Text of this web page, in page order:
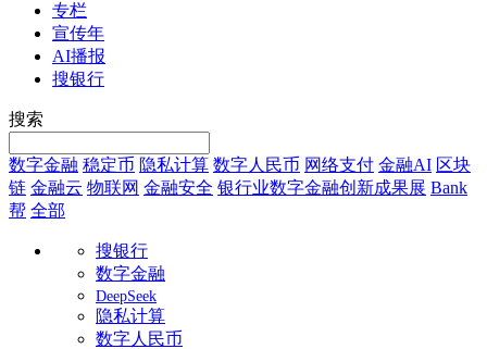
专栏
宣传年
AI播报
搜银行
搜索
数字金融 稳定币 隐私计算 数字人民币 网络支付 金融AI 区块
链 金融云 物联网 金融安全 银行业数字金融创新成果展 Bank
帮 全部
搜银行
数字金融
DeepSeek
隐私计算
数字人民币